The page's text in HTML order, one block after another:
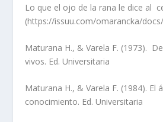
Lo que el ojo de la rana le dice al
(https://issuu.com/omarancka/docs/
Maturana H., & Varela F. (1973).
vivos. Ed. Universitaria
Maturana H., & Varela F. (1984). El
conocimiento. Ed. Universitaria